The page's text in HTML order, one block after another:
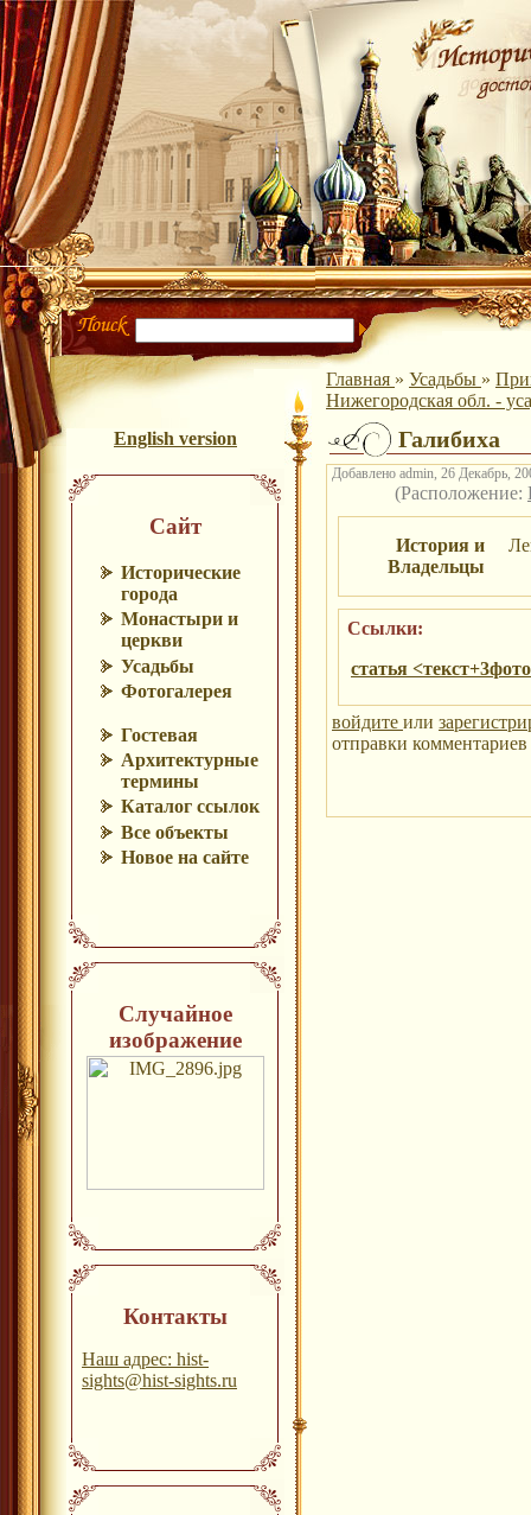
English version
Сайт
Исторические
города
Монастыри и
церкви
Усадьбы
Фотогалерея
Гостевая
Архитектурные
термины
Каталог ссылок
Все объекты
Новое на сайте
Случайное
изображение
Контакты
Наш адрес: hist-
sights@hist-sights.ru
Главная » Усадьбы »
Нижегородская обл. -
Галибиха
Добавлено admin, 26 Декабрь,
(Расположение:
История и
Владельцы
Ссылки:
статья
войдите или
отправки